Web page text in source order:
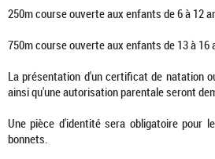
250m course ouverte aux enfants de 6 à 12
750m course ouverte aux enfants de 13 à 16
La présentation d'un certificat de natation
ainsi qu'une autorisation parentale seront
Une pièce d'identité sera obligatoire pour
bonnets.